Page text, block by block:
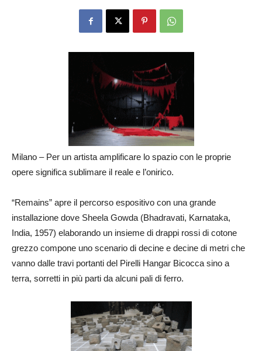
Milano – Per un artista amplificare lo spazio con le proprie
opere significa sublimare il reale e l’onirico.
“Remains” apre il percorso espositivo con una grande
installazione dove Sheela Gowda (Bhadravati, Karnataka,
India, 1957) elaborando un insieme di drappi rossi di cotone
grezzo compone uno scenario di decine e decine di metri che
vanno dalle travi portanti del Pirelli Hangar Bicocca sino a
terra, sorretti in più parti da alcuni pali di ferro.